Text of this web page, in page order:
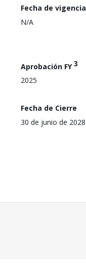
Fecha de vigencia
N/A
Aprobación FY3
2025
Fecha de Cierre
30 de junio de 2028